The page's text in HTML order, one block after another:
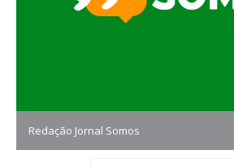
Redação Jornal Somos